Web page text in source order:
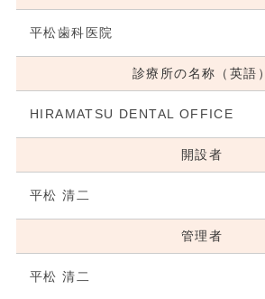
平松歯科医院
診療所の名称（英語）
HIRAMATSU DENTAL OFFICE
開設者
平松 清二
管理者
平松 清二